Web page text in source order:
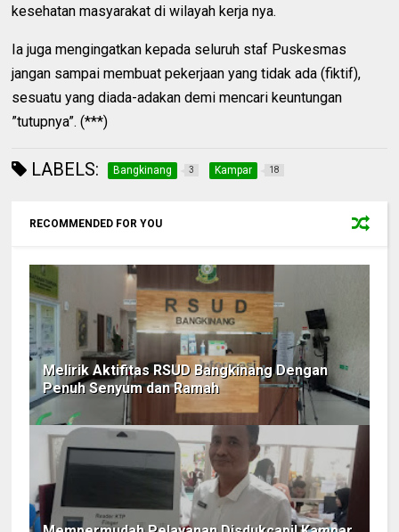
kesehatan masyarakat di wilayah kerja nya.
Ia juga mengingatkan kepada seluruh staf Puskesmas
jangan sampai membuat pekerjaan yang tidak ada (fiktif),
sesuatu yang diada-adakan demi mencari keuntungan
”tutupnya”. (***)
LABELS: Bangkinang 3 Kampar 18
RECOMMENDED FOR YOU
Melirik Aktifitas RSUD Bangkinang Dengan
Penuh Senyum dan Ramah